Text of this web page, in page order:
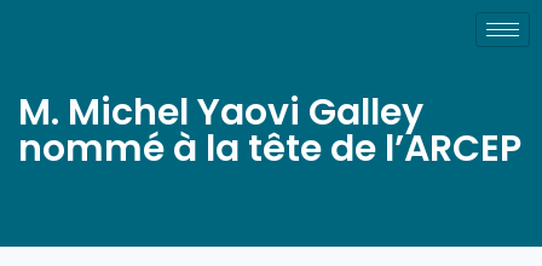
M. Michel Yaovi Galley
nommé à la tête de l’ARCEP